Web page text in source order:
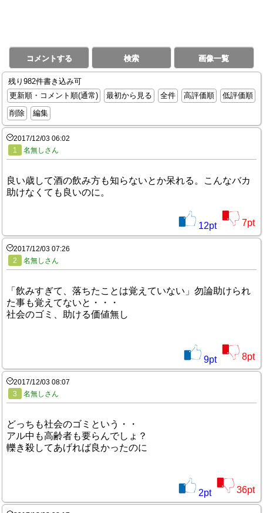
コメントする 検索 画像一覧
残り982件書き込み可
更新順・コメント順(通常)
最初から見る 全件 高評価順
低評価順
削除
編集
2017/12/03 06:02
1
名無しさん
良い歳して酒の飲み方も知らないとか呆れる。こんなバカ
助けなくても良いのに。
12pt 7pt
2017/12/03 07:26
2
名無しさん
「飲みすぎて、落ちたことは覚えていない」勿論助けられ
た事も覚えてないと・・・
社会のゴミ、助ける価値無し
9pt 8pt
2017/12/03 08:07
3
名無しさん
どっちも社会のゴミという・・
アル中も高齢者も要らんでしょ？
轢き殺してあげれば良かったのに
2pt 36pt